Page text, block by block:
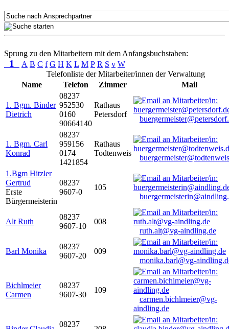
Sprung zu den Mitarbeitern mit dem Anfangsbuchstaben:
1 A B C f G H K L M P R S v W
Telefonliste der Mitarbeiter/innen der Verwaltung
Name
Telefon Zimmer Mail
1. Bgm. Binder
Dietrich
08237
952530
0160
90664140
Rathaus
Petersdorf
1. Bgm. Carl
Konrad
08237
959156
0174
1421854
Rathaus
Todtenweis
1.Bgm Hitzler
Gertrud
Erste
Bürgermeisterin
08237
9607-0
105
Alt Ruth
08237
9607-10
008
ruth.alt@vg-aindling.de
Barl Monika
08237
9607-20
009
monika.barl@vg-
Bichlmeier
Carmen
08237
9607-30
109
carmen.bichlmeier@vg-
aindling.de
08237